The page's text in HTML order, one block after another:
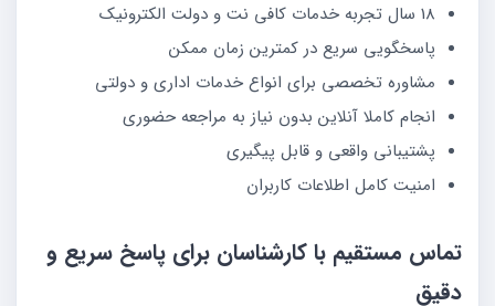
18 سال تجربه خدمات کافی نت و دولت الکترونیک
پاسخگویی سریع در کمترین زمان ممکن
مشاوره تخصصی برای انواع خدمات اداری و دولتی
انجام کاملا آنلاین بدون نیاز به مراجعه حضوری
پشتیبانی واقعی و قابل پیگیری
امنیت کامل اطلاعات کاربران
تماس مستقیم با کارشناسان برای پاسخ سریع و
دقیق